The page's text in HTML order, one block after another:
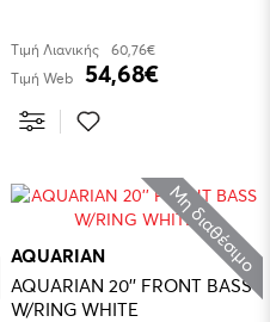
Τιμή Λιανικής
60,76€
Τιμή Web
54,68€
Μη διαθέσιμο
AQUARIAN
AQUARIAN 20'' FRONT BASS
W/RING WHITE